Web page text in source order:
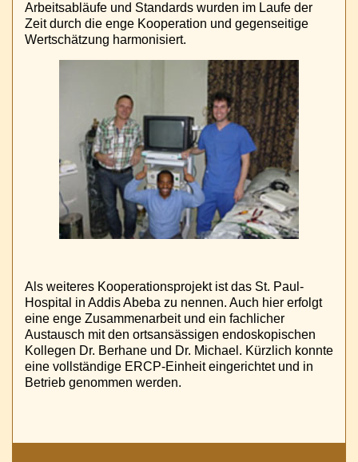
Arbeitsabläufe und Standards wurden im Laufe der
Zeit durch die enge Kooperation und gegenseitige
Wertschätzung harmonisiert.
Als weiteres Kooperationsprojekt ist das St. Paul-
Hospital in Addis Abeba zu nennen. Auch hier erfolgt
eine enge Zusammenarbeit und ein fachlicher
Austausch mit den ortsansässigen endoskopischen
Kollegen Dr. Berhane und Dr. Michael. Kürzlich konnte
eine vollständige ERCP-Einheit eingerichtet und in
Betrieb genommen werden.